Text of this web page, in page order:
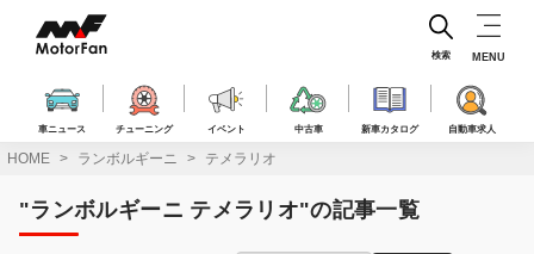
ス
車ニュース チューニング イベント 中古車 新車カタログ 自動車求人
検索 MENU
HOME ランボルギーニ テメラリオ
"ランボルギーニ テメラリオ"の記事一覧